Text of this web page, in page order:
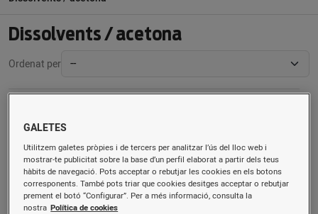
Dissolvents / acetona
Ordenat per
GALETES
Utilitzem galetes pròpies i de tercers per analitzar l’ús del lloc web i
mostrar-te publicitat sobre la base d’un perfil elaborat a partir dels teus
hàbits de navegació. Pots acceptar o rebutjar les cookies en els botons
corresponents. També pots triar que cookies desitges acceptar o rebutjar
prement el botó “Configurar”. Per a més informació, consulta la
nostra Política de cookies